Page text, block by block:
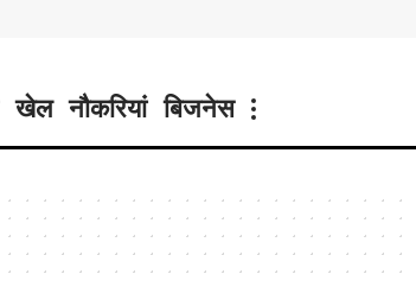
खेल नौकरियां बिजनेस